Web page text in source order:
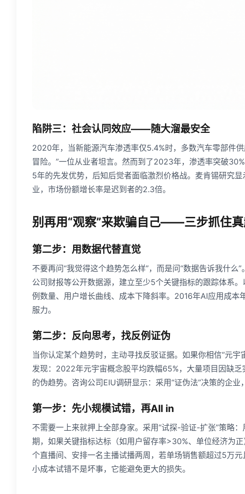
陷阱三：社会认同效应——随大溜最安全
2020年，当新能源汽车渗透率仅5.4%时，多数汽车零部件
冒险。”一位从业者坦言。然而到了2023年，渗透率突破
5年的先发优势，后知后觉者面临激烈价格战。麦肯锡研究
业，市场份额增长率是迟到者的2.3倍。
别再用“观察”来欺骗自己——三步抓住
第二步：用数据代替直觉
不要再问“我觉得这个趋势怎么样”，而是问“数据告诉我什
公司财报等公开数据源，建立至少5个关键指标的跟踪体系
例数量、用户增长曲线、成本下降斜率。2016年AI应用成本
服力。
第二步：反向思考，找反例证伪
当你认定某个趋势时，主动寻找反驳证据。如果你相信“元
发现：2022年元宇宙概念股平均跌幅65%，大量项目因缺
的伪趋势。咨询公司EIU调研显示：采用“证伪法”决策的企业
第一步：先小规模试错，再All in
不需要一上来就押上全部身家。采用“试探-验证-扩张”策略
期，如果关键指标达标（如用户留存率>30%、单位经济为
个直播间、安排一名主播试播两周，若单场销售额超过5万
小成本试错不是坏事，它能避免更大的损失。